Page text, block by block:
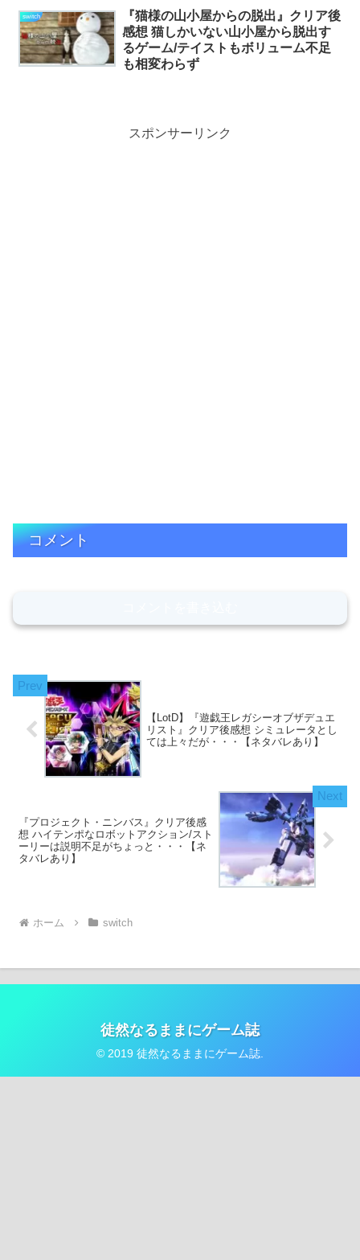
switch
『猫様の山小屋からの脱出』クリア後
感想 猫しかいない山小屋から脱出す
るゲーム/テイストもボリューム不足
も相変わらず
スポンサーリンク
コメント
【LotD】『遊戯王レガシーオブザデュエ
リスト』クリア後感想 シミュレータとし
ては上々だが・・・【ネタバレあり】
『プロジェクト・ニンバス』クリア後感
想 ハイテンポなロボットアクション/スト
ーリーは説明不足がちょっと・・・【ネ
タバレあり】
ホーム switch
徒然なるままにゲーム誌
© 2019 徒然なるままにゲーム誌.